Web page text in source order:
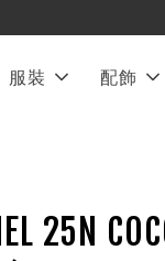
服裝 配飾
25N